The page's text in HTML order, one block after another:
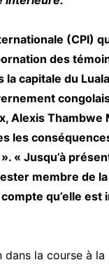
(CPI)
des
capitale du
Alexis Thambwe
les
Jusqu’à
membre de
qu’elle
dans la course à